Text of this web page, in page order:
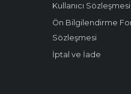
Kullanıcı Sözleşmesi
Ön Bilgilendirme
Sözleşmesi
İptal ve İade